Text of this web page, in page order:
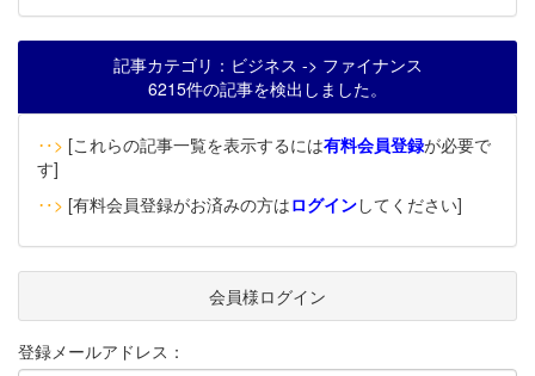
記事カテゴリ：ビジネス -> ファイナンス
6215件の記事を検出しました。
‥> [これらの記事一覧を表示するには有料会員登録が必要で
す]
‥> [有料会員登録がお済みの方はログインしてください]
会員様ログイン
登録メールアドレス：